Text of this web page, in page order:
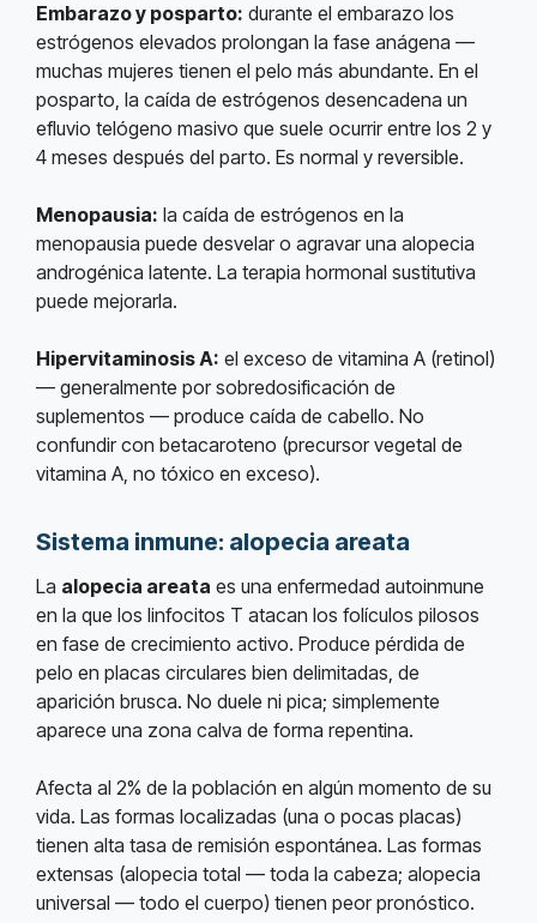
Embarazo y posparto: durante el embarazo los
estrógenos elevados prolongan la fase anágena —
muchas mujeres tienen el pelo más abundante. En el
posparto, la caída de estrógenos desencadena un
efluvio telógeno masivo que suele ocurrir entre los 2 y
4 meses después del parto. Es normal y reversible.
Menopausia: la caída de estrógenos en la
menopausia puede desvelar o agravar una alopecia
androgénica latente. La terapia hormonal sustitutiva
puede mejorarla.
Hipervitaminosis A: el exceso de vitamina A (retinol)
— generalmente por sobredosificación de
suplementos — produce caída de cabello. No
confundir con betacaroteno (precursor vegetal de
vitamina A, no tóxico en exceso).
Sistema inmune: alopecia areata
La alopecia areata es una enfermedad autoinmune
en la que los linfocitos T atacan los folículos pilosos
en fase de crecimiento activo. Produce pérdida de
pelo en placas circulares bien delimitadas, de
aparición brusca. No duele ni pica; simplemente
aparece una zona calva de forma repentina.
Afecta al 2% de la población en algún momento de su
vida. Las formas localizadas (una o pocas placas)
tienen alta tasa de remisión espontánea. Las formas
extensas (alopecia total — toda la cabeza; alopecia
universal — todo el cuerpo) tienen peor pronóstico.